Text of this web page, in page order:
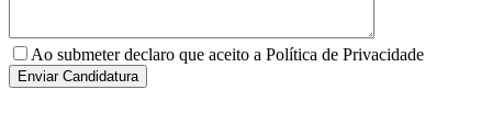
Ao submeter declaro que aceito a Política de Privacidade